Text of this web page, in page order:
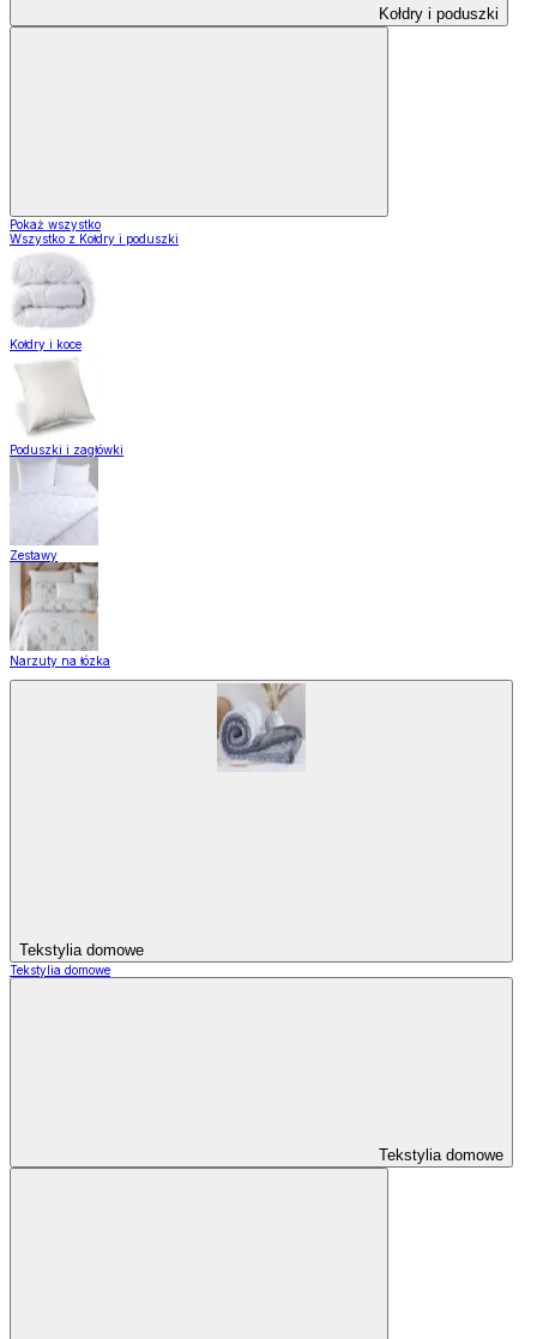
Kołdry i poduszki
Pokaż wszystko
Wszystko z Kołdry i poduszki
Kołdry i koce
Poduszki i zagłówki
Zestawy
Narzuty na łózka
Tekstylia domowe
Tekstylia domowe
Tekstylia domowe